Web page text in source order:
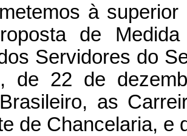
à
de
Servidores do
de 22 de
as
de Chancelaria, e